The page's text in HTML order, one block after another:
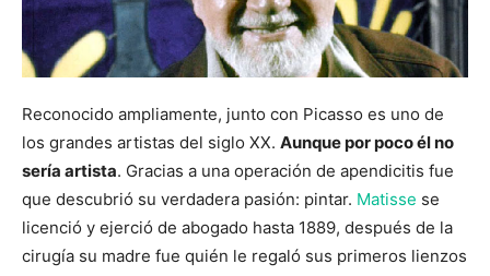
Reconocido ampliamente, junto con Picasso es uno de
los grandes artistas del siglo XX. Aunque por poco él no
sería artista. Gracias a una operación de apendicitis fue
que descubrió su verdadera pasión: pintar. Matisse se
licenció y ejerció de abogado hasta 1889, después de la
cirugía su madre fue quién le regaló sus primeros lienzos